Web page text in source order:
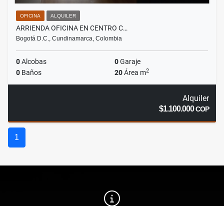
OFICINA ALQUILER
ARRIENDA OFICINA EN CENTRO C…
Bogotá D.C., Cundinamarca, Colombia
0Alcobas 0Garaje
0 Baños 20Área m2
Alquiler
$1.100.000COP
1